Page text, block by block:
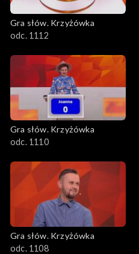
Gra słów. Krzyżówka
odc. 1112
Gra słów. Krzyżówka
odc. 1110
Gra słów. Krzyżówka
odc. 1108